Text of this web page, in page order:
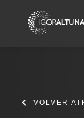
VOLVER